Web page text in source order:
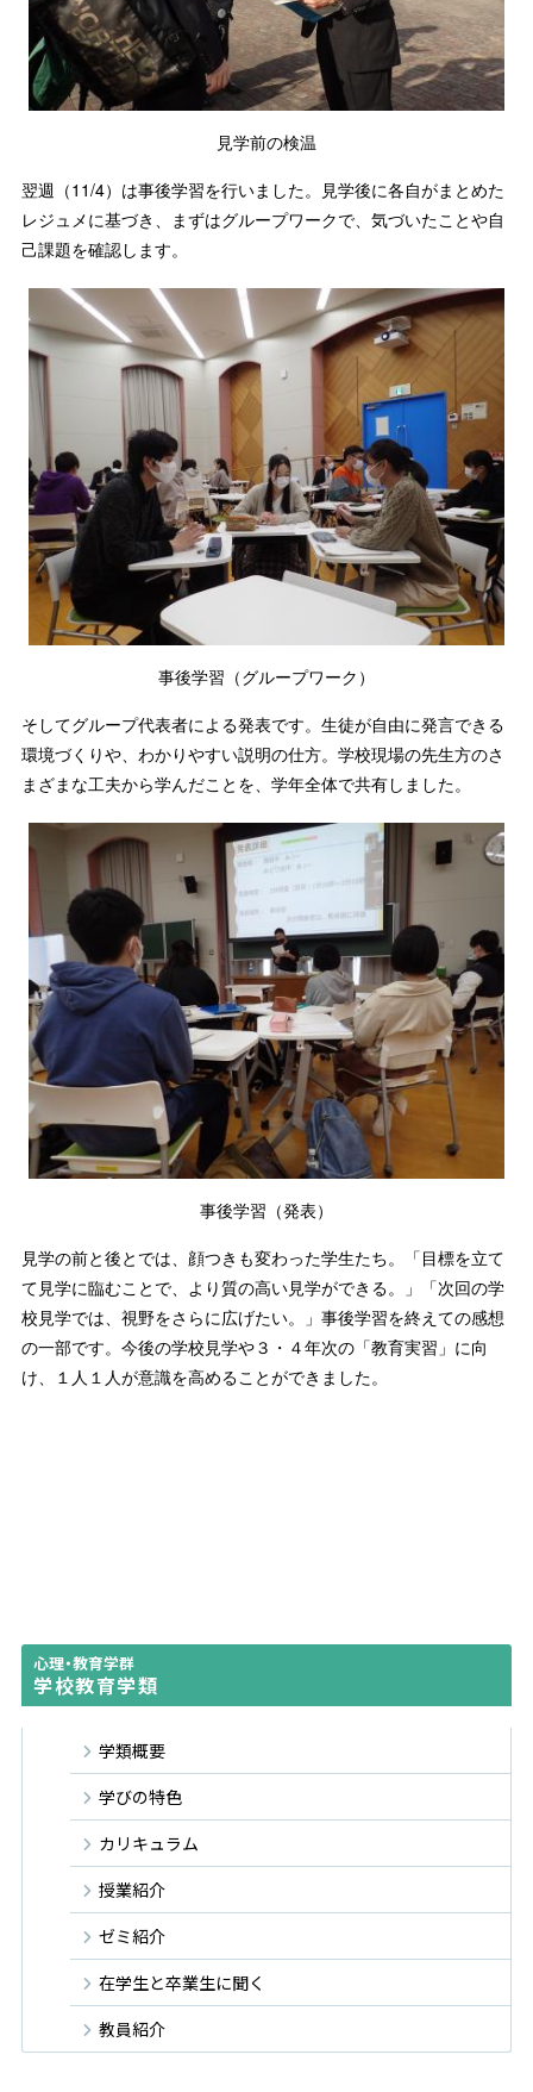
見学前の検温
翌週（11/4）は事後学習を行いました。見学後に各自がまとめた
レジュメに基づき、まずはグループワークで、気づいたことや自
己課題を確認します。
事後学習（グループワーク）
そしてグループ代表者による発表です。生徒が自由に発言できる
環境づくりや、わかりやすい説明の仕方。学校現場の先生方のさ
まざまな工夫から学んだことを、学年全体で共有しました。
事後学習（発表）
見学の前と後とでは、顔つきも変わった学生たち。「目標を立て
て見学に臨むことで、より質の高い見学ができる。」「次回の学
校見学では、視野をさらに広げたい。」事後学習を終えての感想
の一部です。今後の学校見学や３・４年次の「教育実習」に向
け、１人１人が意識を高めることができました。
心理・教育学群
学校教育学類
学類概要
学びの特色
カリキュラム
授業紹介
ゼミ紹介
在学生と卒業生に聞く
教員紹介